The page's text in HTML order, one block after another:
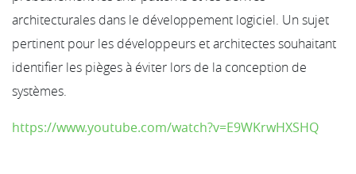
architecturales dans le développement logiciel. Un sujet
pertinent pour les développeurs et architectes souhaitant
identifier les pièges à éviter lors de la conception de
systèmes.
https://www.youtube.com/watch?v=E9WKrwHXSHQ